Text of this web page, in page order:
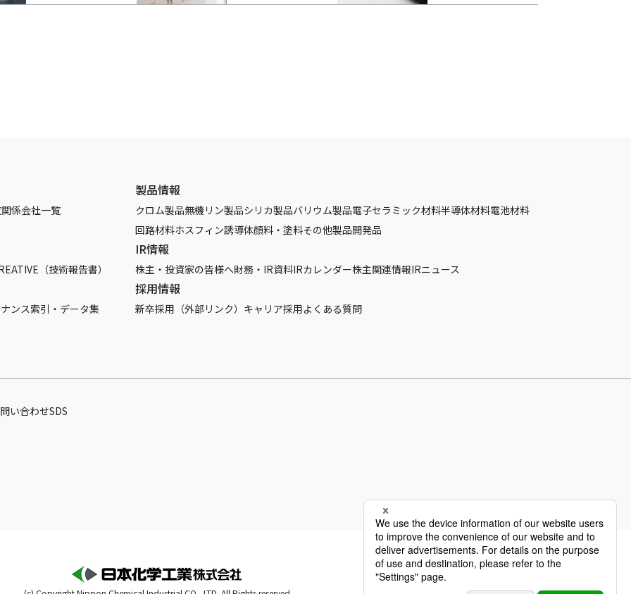
関係会社一覧
製品情報
クロム製品無機リン製品シリカ製品バリウム製品電子セラミック材料半導体材料電池材料
回路材料ホスフィン誘導体顔料・塗料その他製品開発品
（技術報告書）
IR情報
株主・投資家の皆様へ財務・IR資料IRカレンダー株主関連情報IRニュース
ンス索引・データ集
採用情報
新卒採用（外部リンク） キャリア採用よくある質問
い合わせSDS